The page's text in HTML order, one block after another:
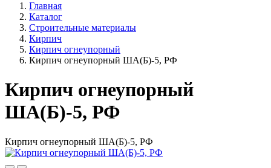
Главная
Каталог
Строительные материалы
Кирпич
Кирпич огнеупорный
Кирпич огнеупорный ША(Б)-5, РФ
Кирпич огнеупорный
ША(Б)-5, РФ
Кирпич огнеупорный ША(Б)-5, РФ